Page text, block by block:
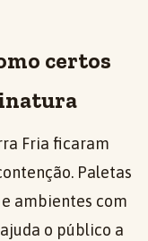
certos
Fria ficaram
Paletas
ambientes com
o público a